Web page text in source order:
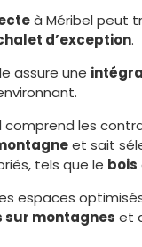
à Méribel peut
d’exception.
assure une
comprend les
et sait
tels que le bois
espaces
sur montagnes et